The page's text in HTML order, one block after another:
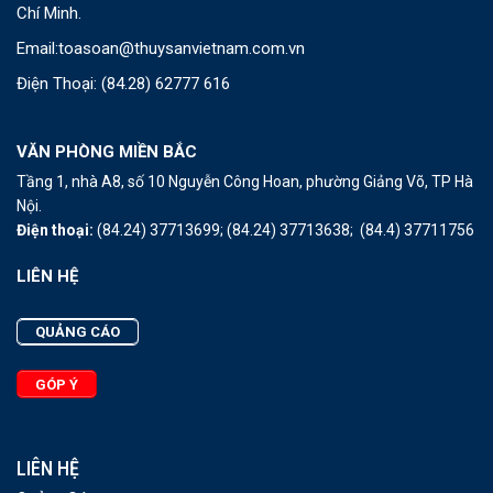
Chí Minh.
Email:toasoan@thuysanvietnam.com.vn
Điện Thoại: (84.28) 62777 616
VĂN PHÒNG MIỀN BẮC
Tầng 1, nhà A8, số 10 Nguyễn Công Hoan, phường Giảng Võ, TP Hà
Nội.
Điện thoại: (84.24) 37713699; (84.24) 37713638; (84.4) 37711756
LIÊN HỆ
QUẢNG CÁO
GÓP Ý
LIÊN HỆ